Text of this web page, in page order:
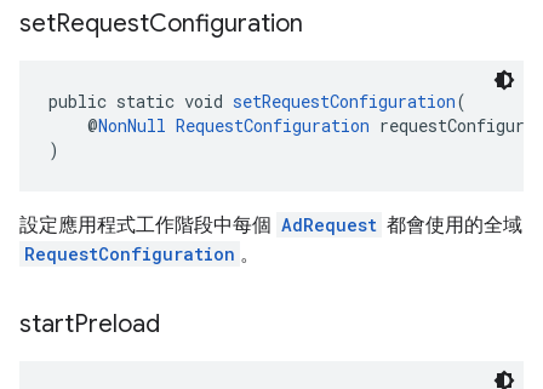
setRequestConfiguration
public static void setRequestConfiguration(
@NonNull RequestConfiguration
)
設定應用程式工作階段中每個 AdRequest 都會使用的全域
RequestConfiguration 。
startPreload